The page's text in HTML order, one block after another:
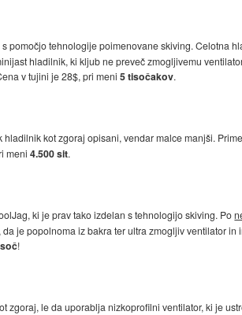
pomočjo tehnologije poimenovane skiving. Celotna
hladilnik, ki kljub ne preveč zmogljivemu
v tujini je 28$, pri meni5 tisočakov.
kot zgoraj opisani, vendar malce manjši.
meni4.500 sit.
ki je prav tako izdelan s tehnologijo skiving. Po
je popolnoma iz bakra ter ultra zmogljiv ventilator
!
zgoraj, le da uporablja nizkoprofilni ventilator, ki je